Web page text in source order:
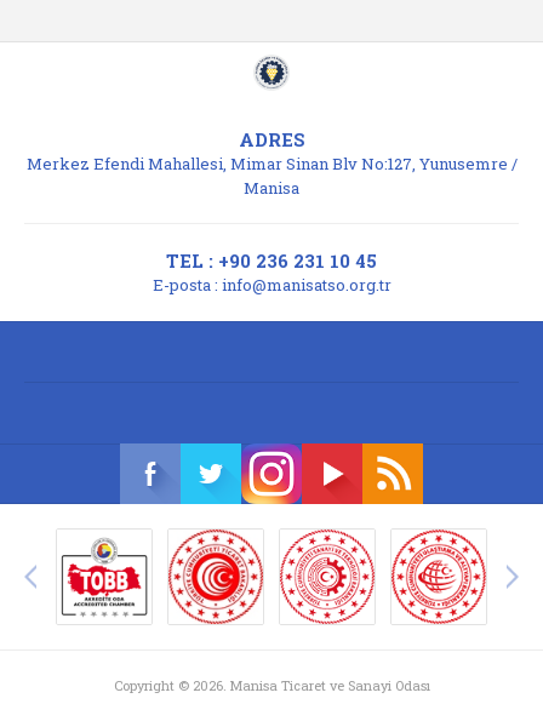
ADRES
Merkez Efendi Mahallesi, Mimar Sinan Blv No:127, Yunusemre /
Manisa
TEL : +90 236 231 10 45
E-posta : info@manisatso.org.tr
Copyright © 2026. Manisa Ticaret ve Sanayi Odası